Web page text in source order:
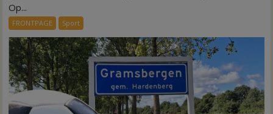
in
Hardenberg
en
Sibculo
Op...
FRONTPAGE Sport